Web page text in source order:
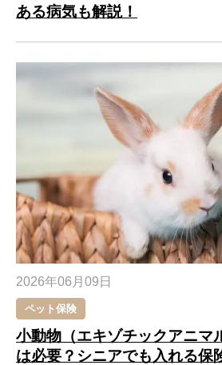
ある病気も解説！
2026年06月09日
ペット保険
小動物（エキゾチックアニマ
は必要？シニアでも入れる保